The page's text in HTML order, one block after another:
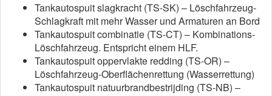
Tankautospuit slagkracht (TS-SK) – Löschfahrzeug-
Schlagkraft mit mehr Wasser und Armaturen an Bord
Tankautospuit combinatie (TS-CT) – Kombinations-
Löschfahrzeug. Entspricht einem HLF.
Tankautospuit oppervlakte redding (TS-OR) –
Löschfahrzeug-Oberflächenrettung (Wasserrettung)
Tankautospuit natuurbrandbestrijding (TS-NB) –